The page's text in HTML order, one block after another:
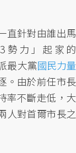
直針對由誰出馬
勢力」起家的
最大黨國民力量
。由於前任市長
率不斷走低，大
人對首爾市長之